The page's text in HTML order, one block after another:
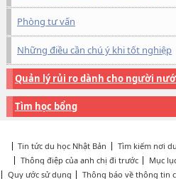
Phòng tư vấn
Những điều cần chú ý khi tốt nghiệp
Quản lý rủi ro dành cho người
Tìm học bổng
Tin tức du học Nhật Bản Tìm kiếm nơi
Thông điệp của anh chị đi trước
Mục
Quy ước sử dụng
Thông báo về thông tin